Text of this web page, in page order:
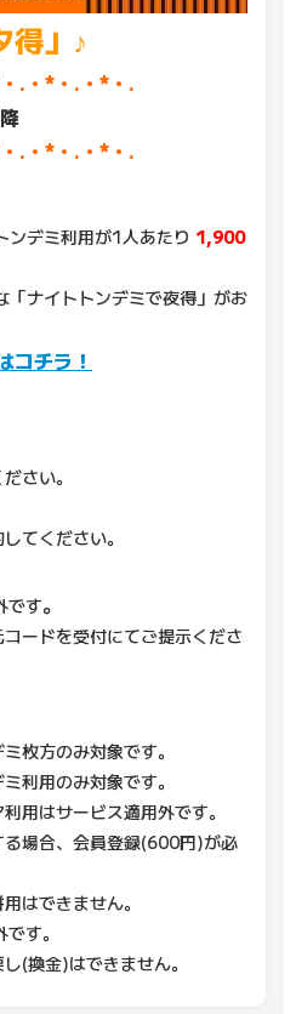
得」♪
.・*・.・*・.
.・*・.・*・.
ンデミ利用が1人あたり 1,900
ナイトトンデミで夜得」がお
コチラ！
さい。
てください。
です。
ードを受付にてご提示くださ
枚方のみ対象です。
利用のみ対象です。
用はサービス適用外です。
場合、会員登録(600円)が必
はできません。
す。
(換金)はできません。